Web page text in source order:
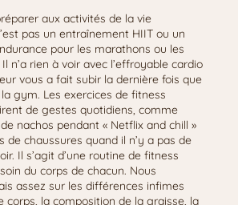
aux activités de la vie
pas un entraînement HIIT ou un
pour les marathons ou les
n’a rien à voir avec l’effroyable cardio
vous a fait subir la dernière fois que
gym. Les exercices de fitness
de gestes quotidiens, comme
nachos pendant « Netflix and chill »
de chaussures quand il n’y a pas de
Il s’agit d’une routine de fitness
du corps de chacun. Nous
assez sur les différences infimes
corps, la composition de la graisse, la